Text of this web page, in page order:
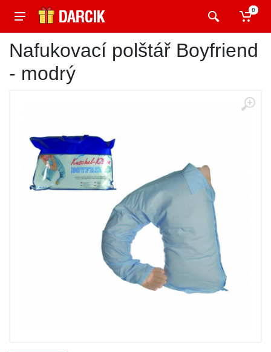
0
Nafukovací polštář Boyfriend
- modrý